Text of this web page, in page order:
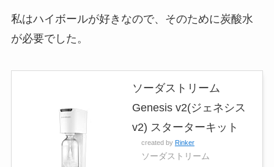
私はハイボールが好きなので、そのために炭酸水
が必要でした。
ソーダストリーム
Genesis v2(ジェネシス
v2) スターターキット
created by Rinker
ソーダストリーム